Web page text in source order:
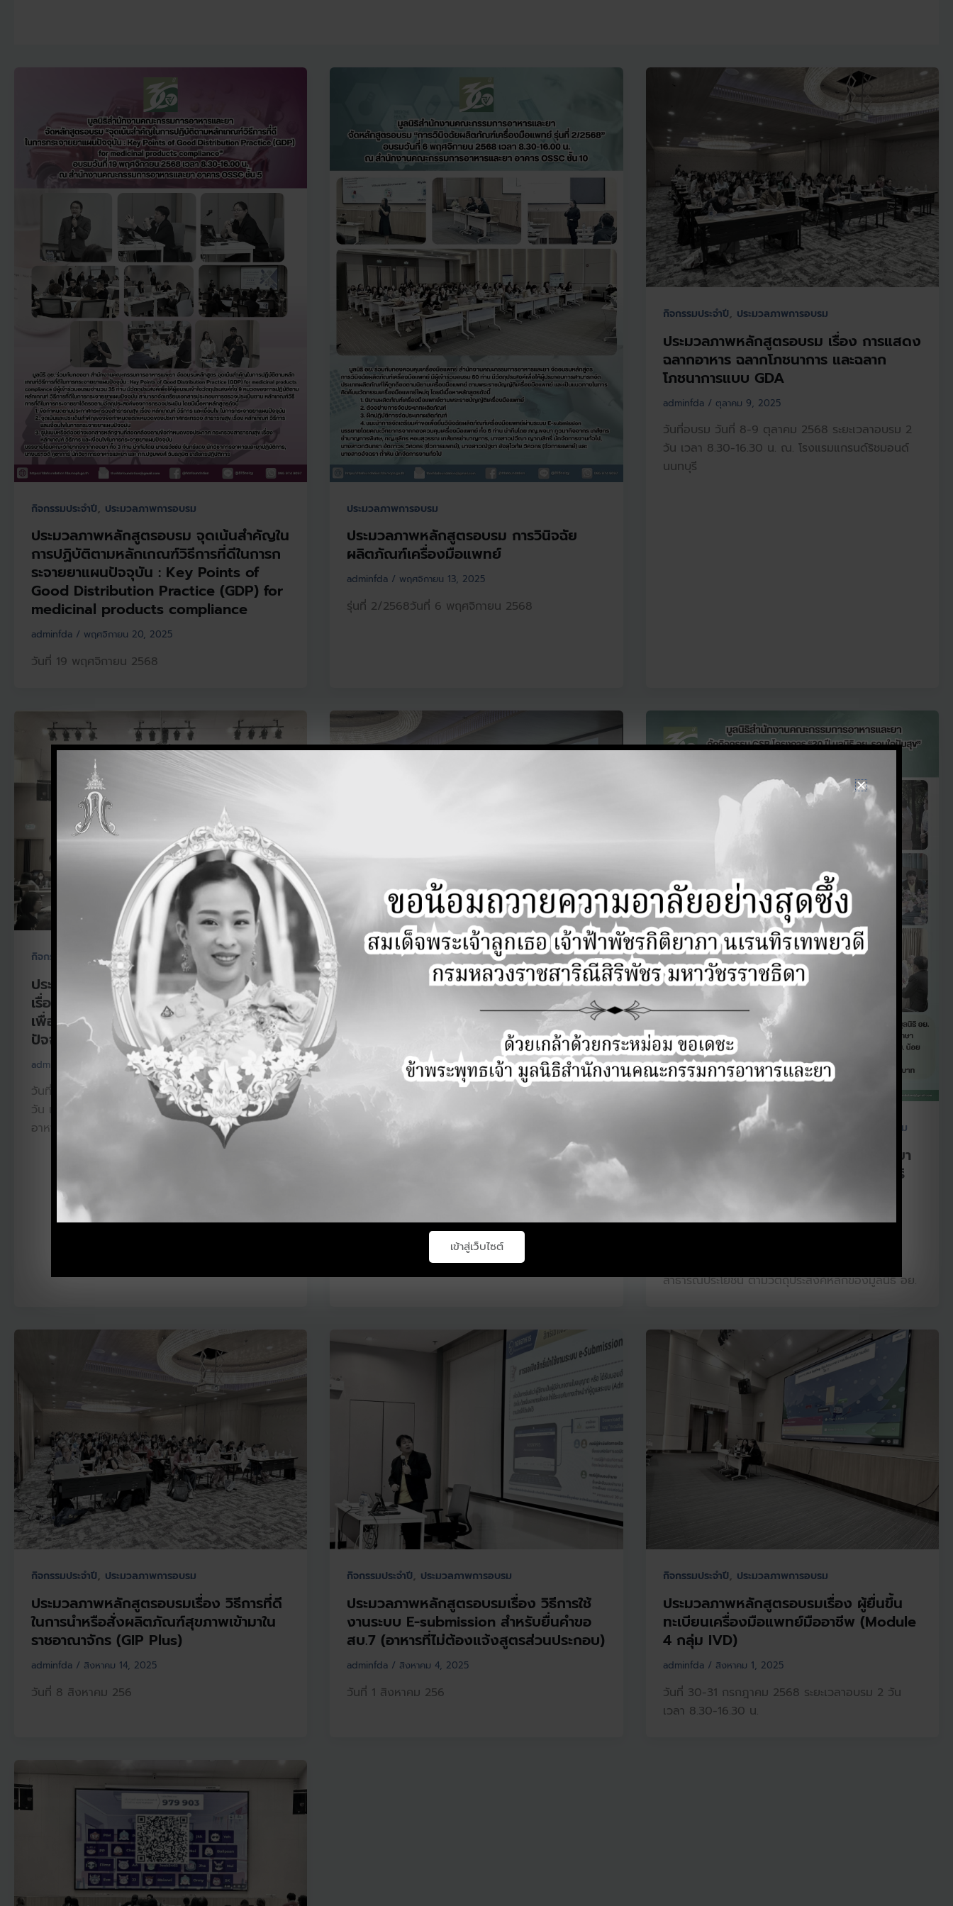
กิจกรรมประจำปี, ประมวลภาพการอบรม
ประมวลภาพหลักสูตรอบรม จุดเน้นสำคัญใน
การปฏิบัติตามหลักเกณฑ์วิธีการที่ดีในการก
ระจายยาแผนปัจจุบัน : Key Points of
Good Distribution Practice (GDP) for
medicinal products compliance
adminfda / พฤศจิกายน 20, 2025
วันที่ 19 พฤศจิกายน 2568
ประมวลภาพการอบรม
ประมวลภาพหลักสูตรอบรม การวินิจฉัย
ผลิตภัณฑ์เครื่องมือแพทย์
adminfda / พฤศจิกายน 13, 2025
รุ่นที่ 2/2568วันที่ 6 พฤศจิกายน 2568
กิจกรรมประจำปี, ประมวลภาพการอบรม
ประมวลภาพหลักสูตรอบรม เรื่อง การแสดง
ฉลากอาหาร ฉลากโภชนาการ และฉลาก
โภชนาการแบบ GDA
adminfda / ตุลาคม 9, 2025
วันที่อบรม วันที่ 8-9 ตุลาคม 2568 ระยะเวลาอบรม 2
วัน เวลา 8.30-16.30 น. ณ. โรงแรมแกรนด์ริชมอนด์
นนทบุรี
กิจกรรมประจำปี,ประมวลภาพการอบรม
ประมวลภาพหลักสูตรอบรมเชิงปฏิบัติการ
เรื่อง แนวทางการจัดทำเอกสารกำกับยา
เพื่อประกอบการขึ้นทะเบียนตำรับยาแผน
ปัจจุบันที่ยื่นคำขอโดยวิธีทางอิเล็กทรอนิกส์
adminfda ตุลาคม 3, 2025
วันที่อบรม วันที่ 2-3 ตุลาคม 2568 ระยะเวลาอบรม 2
วัน เวลา 8.30-16.30 น. ณ. สำนักงานคณะกรรมการ
อาหารและยา อาคาร OSSC ชั้น 10
กิจกรรมประจำปี,กิจกรรมโครงการ
ประมวลภาพหลักสูตรอบรมเรื่อง กฎหมาย
วันที่ 17-19 กันยายน 2568 ระยะเวลาอบรม 3 วัน เวลา
8.30-16.30 น. ณ. โรงแรมแกรนด์ริชมอนด์ นนทบุรี
,กิจกรรมโครงการ ประมวลภาพการอบรม
มูลนิธิสำนักงานคณะกรรมการอาหารและยา
จัดกิจกรรม CSR โครงการ “20 ปี มูลนิธิ
สาธารณประโยชน์ ตามวัตถุประสงค์หลักของมูลนิธิ อย.
กิจกรรมประจำปี, ประมวลภาพการอบรม
ประมวลภาพหลักสูตรอบรมเรื่อง วิธีการที่ดี
ในการนำหรือสั่งผลิตภัณฑ์สุขภาพเข้ามาใน
ราชอาณาจักร (GIP Plus)
adminfda / สิงหาคม 14, 2025
วันที่ 8 สิงหาคม 256
กิจกรรมประจำปี, ประมวลภาพการอบรม
ประมวลภาพหลักสูตรอบรมเรื่อง วิธีการใช้
งานระบบ E-submission สำหรับยื่นคำขอ
สบ.7 (อาหารที่ไม่ต้องแจ้งสูตรส่วนประกอบ)
adminfda / สิงหาคม 4, 2025
วันที่ 1 สิงหาคม 256
กิจกรรมประจำปี, ประมวลภาพการอบรม
ประมวลภาพหลักสูตรอบรมเรื่อง ผู้ยื่นขึ้น
ทะเบียนเครื่องมือแพทย์มืออาชีพ (Module
4 กลุ่ม IVD)
adminfda / สิงหาคม 1, 2025
วันที่ 30-31 กรกฎาคม 2568 ระยะเวลาอบรม 2 วัน
เวลา 8.30-16.30 น.
เข้าสู่เว็บไซต์